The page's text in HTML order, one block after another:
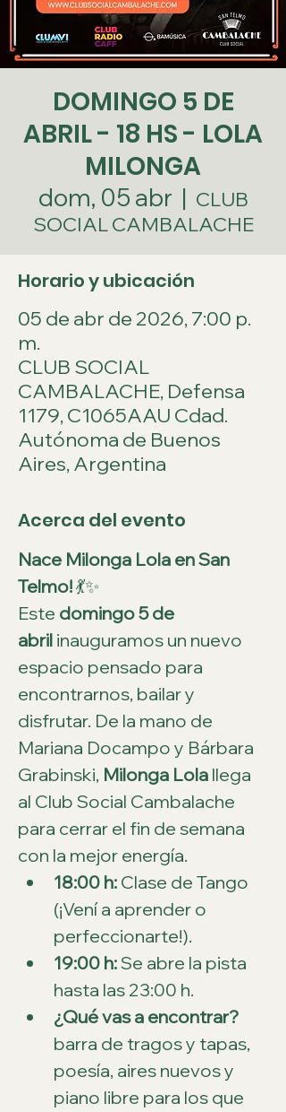
DOMINGO 5 DE
ABRIL - 18 HS - LOLA
MILONGA
dom, 05 abr
  |
CLUB
SOCIAL CAMBALACHE
Horario y ubicación
05 de abr de 2026, 7:00 p.
m.
CLUB SOCIAL
CAMBALACHE, Defensa
1179, C1065AAU Cdad.
Autónoma de Buenos
Aires, Argentina
Acerca del evento
Nace Milonga Lola en San
Telmo! 💃✨
Este domingo 5 de
abril inauguramos un nuevo
espacio pensado para
encontrarnos, bailar y
disfrutar. De la mano de
Mariana Docampo y Bárbara
Grabinski, Milonga Lola llega
al Club Social Cambalache
para cerrar el fin de semana
con la mejor energía.
18:00 h: Clase de Tango
(¡Vení a aprender o
perfeccionarte!).
19:00 h: Se abre la pista
hasta las 23:00 h.
¿Qué vas a encontrar?
barra de tragos y tapas,
poesía, aires nuevos y
piano libre para los que